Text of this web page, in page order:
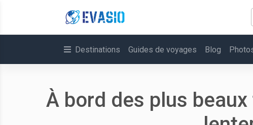
Destinations Guides de voyages Blog
À bord des plus